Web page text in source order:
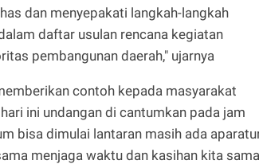
dan menyepakati langkah-langkah
daftar usulan rencana kegiatan
pembangunan daerah," ujarnya
contoh kepada masyarakat
ini undangan di cantumkan pada jam
bisa dimulai lantaran masih ada
menjaga waktu dan kasihan kita sama